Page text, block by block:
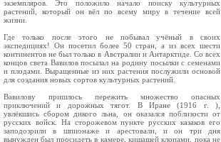
экземпляров. Это поло­жило начало поиску культурных
растений, кото­рый он вёл по всему миру в течение всей
жизни.
Где только после этого не побывал учёный в своих
экспедициях! Он посетил более 50 стран, а из всех шести
континентов не был только в Австралии и Антарктиде. Со всех
концов света Вавилов посылал на родину посылки с семенами
и плодами. Выращенные из них растения послу­жили основой
для создания новых сортов куль­турных растений.
Вавилову пришлось пережить множество опас­ных
приключений и дорожных тягот. В Иране (1916 г. ),
увлёкшись сбором дикого льна, он ока­зался поблизости от
русских войск. На стороже­вом пункте русских казаков его
заподозрили в шпионаже и арестовали, и он три дня
вынужден был просидеть в камере, кишащей клопами, пока не